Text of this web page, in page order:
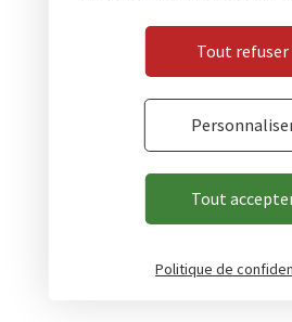
Tout
Tout refuser
Politique de